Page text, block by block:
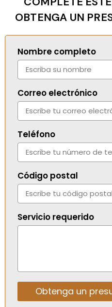
OBTENGA UN
Nombre completo
Correo electrónico
Teléfono
Código postal
Servicio requerido
Obtenga un